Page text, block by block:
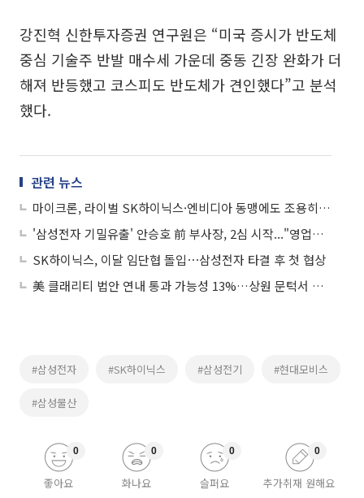
강진혁 신한투자증권 연구원은 “미국 증시가 반도체
중심 기술주 반발 매수세 가운데 중동 긴장 완화가 더
해져 반등했고 코스피도 반도체가 견인했다”고 분석
했다.
관련 뉴스
마이크론, 라이벌 SK하이닉스·엔비디아 동맹에도 조용히 웃는 이유
'삼성전자 기밀유출' 안승호 前 부사장, 2심 시작..."영업비밀 여부 다툴 것"
SK하이닉스, 이달 임단협 돌입⋯삼성전자 타결 후 첫 협상
美 클래리티 법안 연내 통과 가능성 13%…상원 문턱서 제동
#삼성전자 #SK하이닉스 #삼성전기 #현대모비스
#삼성물산
좋아요
0
화나요
0
슬퍼요
0
추가취재 원해요
0